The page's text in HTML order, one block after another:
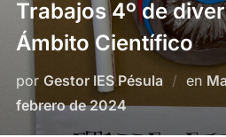
Trabajos 4º de
Ámbito Científico
por Gestor IES Pésula en
febrero de 2024